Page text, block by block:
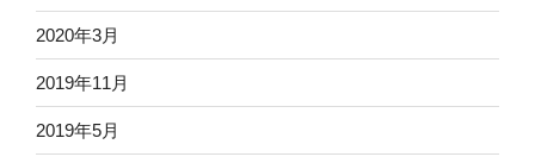
2020年3月
2019年11月
2019年5月